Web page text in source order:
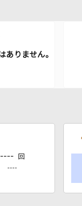
---- 回
----